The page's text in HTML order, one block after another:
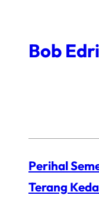
contentBob
Perihal
Terang